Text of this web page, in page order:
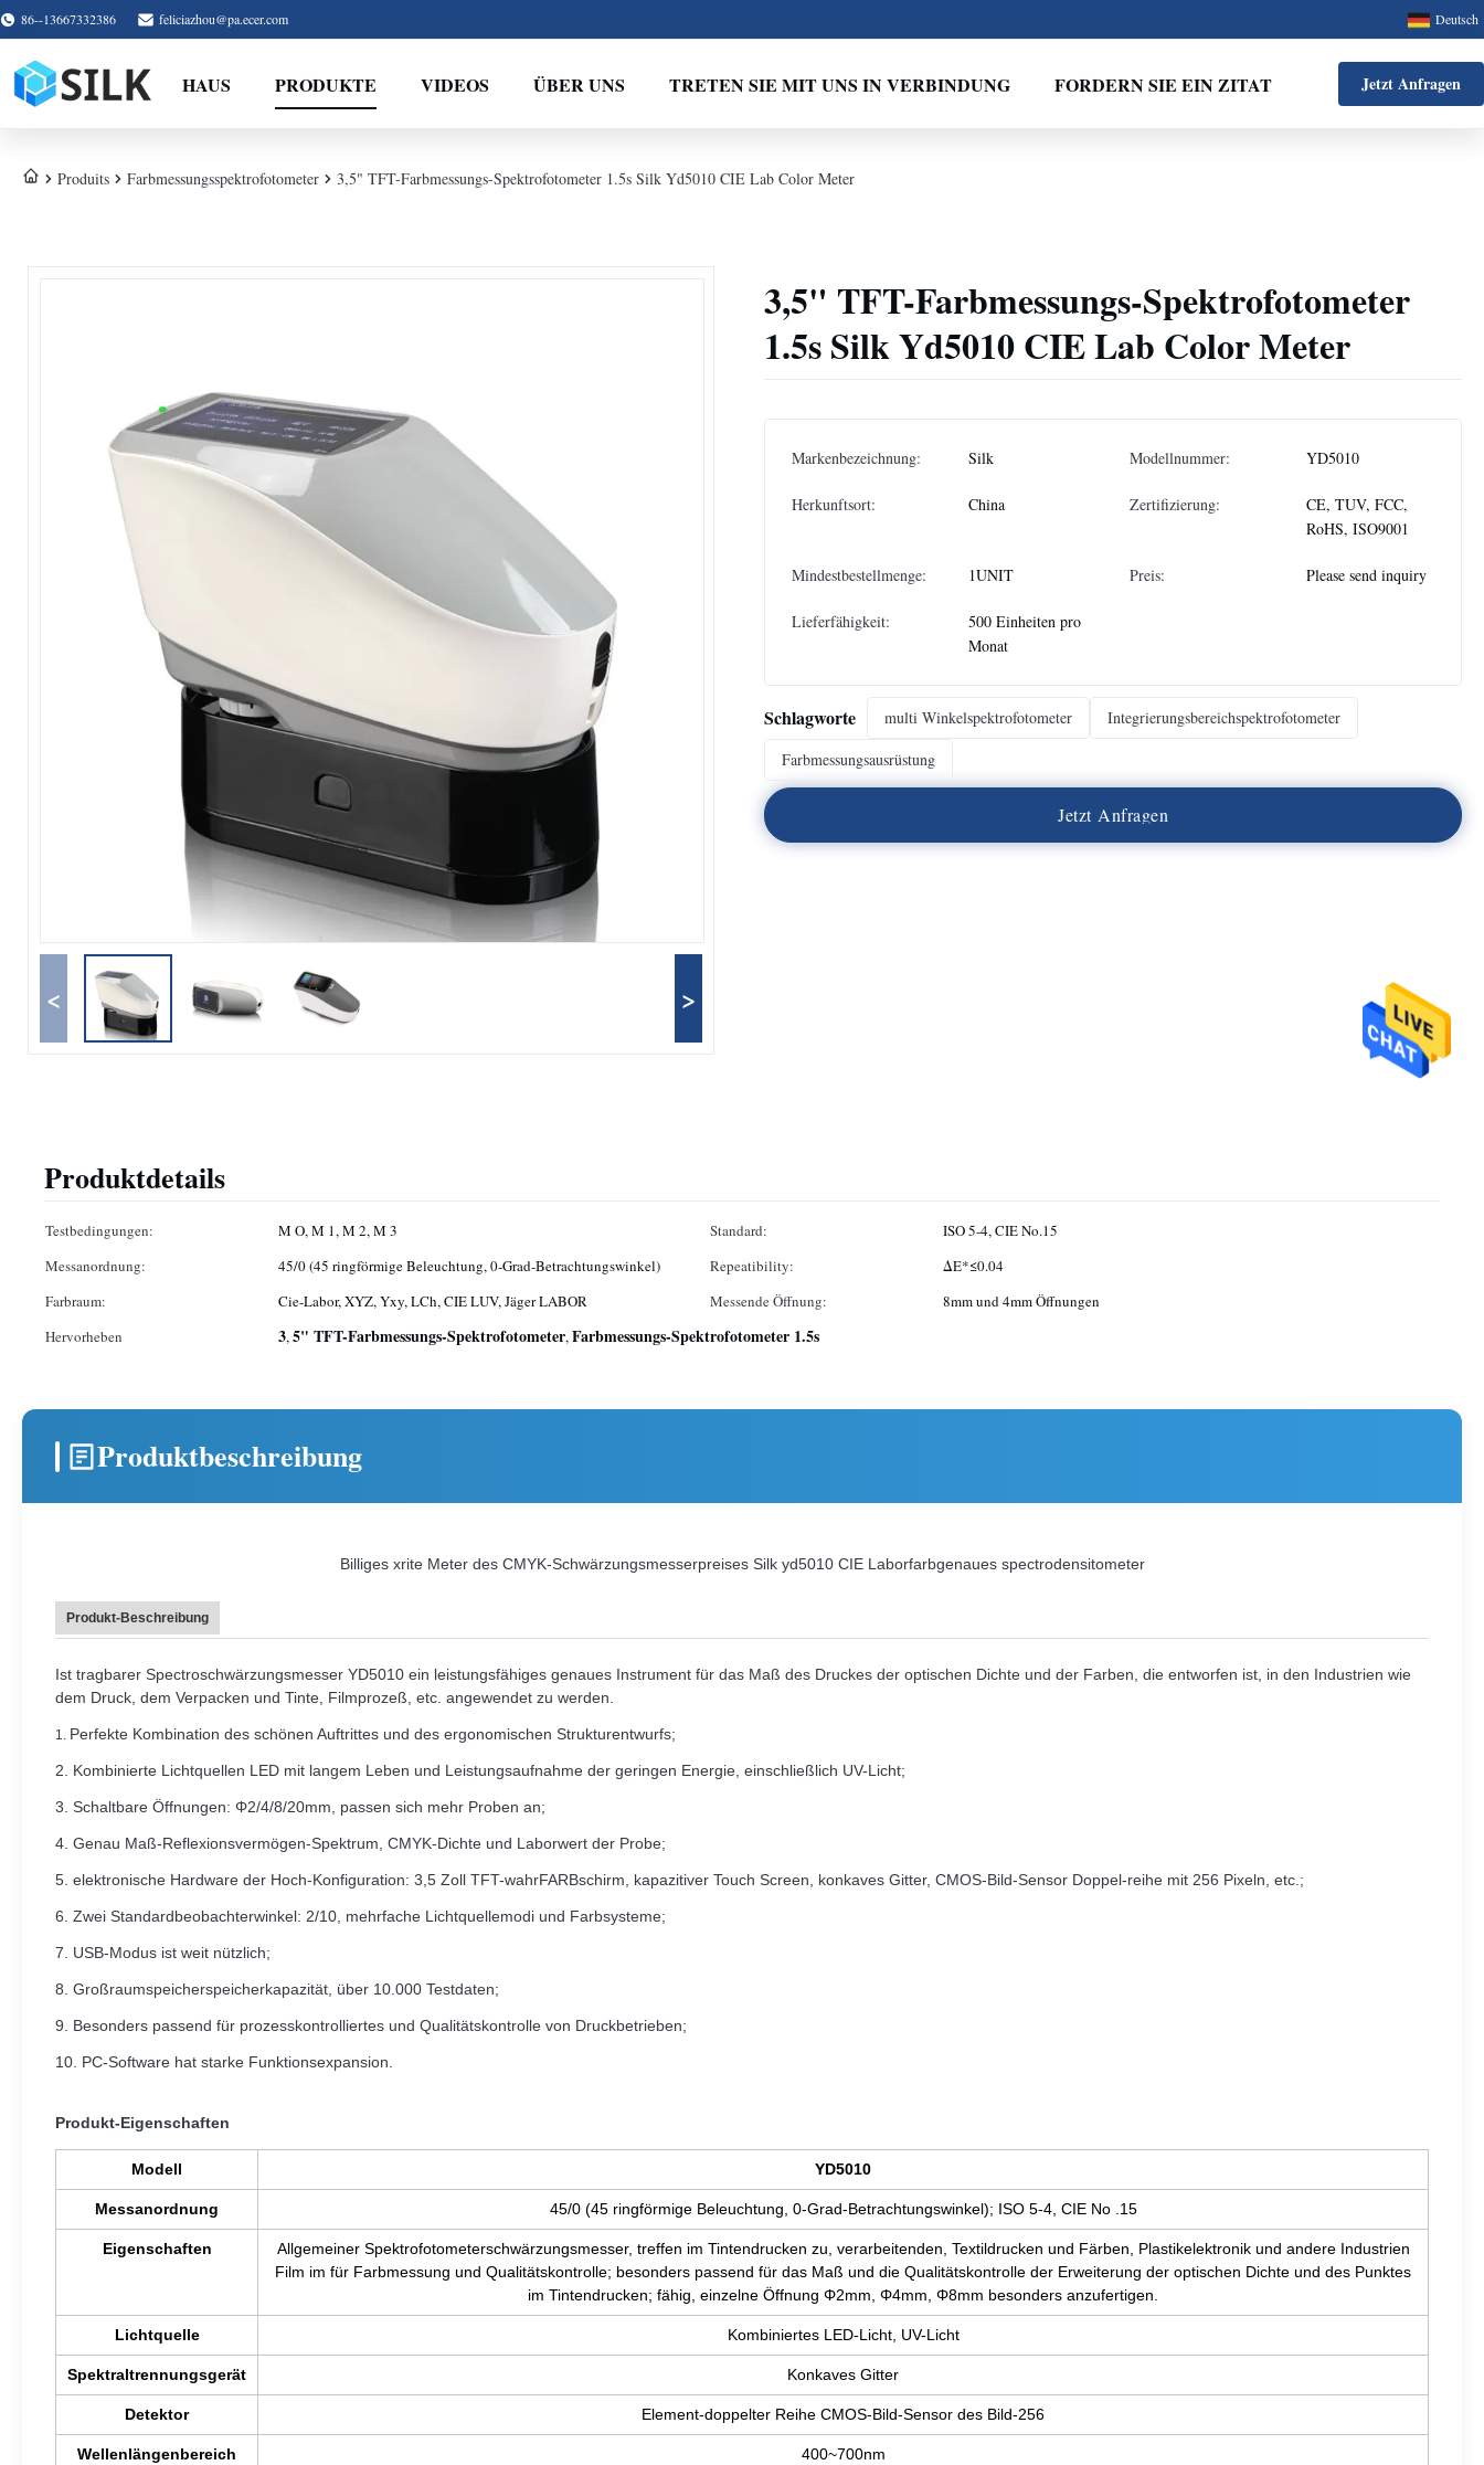
86--13667332386 feliciazhou@pa.ecer.com Deutsch
HAUS PRODUKTE VIDEOS ÜBER UNS TRETEN SIE MIT UNS IN VERBINDUNG FORDERN SIE EIN ZITAT Jetzt Anfragen
Produits Farbmessungsspektrofotometer 3,5" TFT-Farbmessungs-Spektrofotometer 1.5s Silk Yd5010 CIE Lab Color Meter
< >
3,5" TFT-Farbmessungs-Spektrofotometer
1.5s Silk Yd5010 CIE Lab Color Meter
Markenbezeichnung: Silk Modellnummer: YD5010
Herkunftsort: China Zertifizierung:
CE, TUV, FCC,
RoHS, ISO9001
Mindestbestellmenge: 1UNIT Preis: Please send inquiry
Lieferfähigkeit:
500 Einheiten pro
Monat
Schlagworte multi Winkelspektrofotometer
Integrierungsbereichspektrofotometer
Farbmessungsausrüstung
Jetzt Anfragen
Produktdetails
Testbedingungen: M O, M 1, M 2, M 3 Standard:
ISO 5-4, CIE No.15
Messanordnung:
45/0 (45 ringförmige Beleuchtung, 0-Grad-Betrachtungswinkel) Repeatibility:
ΔE*≤0.04
Farbraum:
Cie-Labor, XYZ, Yxy, LCh, CIE LUV, Jäger LABOR Messende Öffnung:
8mm und 4mm Öffnungen
Hervorheben
3,5" TFT-Farbmessungs-Spektrofotometer,Farbmessungs-Spektrofotometer 1.5s
Produktbeschreibung
Billiges xrite Meter des CMYK-Schwärzungsmesserpreises Silk yd5010 CIE Laborfarbgenaues spectrodensitometer
Produkt-Beschreibung
Ist tragbarer Spectroschwärzungsmesser YD5010 ein leistungsfähiges genaues Instrument für das Maß des Druckes der optischen Dichte und der Farben, die entworfen ist, in den Industrien wie
dem Druck, dem Verpacken und Tinte, Filmprozeß, etc. angewendet zu werden.
1. Perfekte Kombination des schönen Auftrittes und des ergonomischen Strukturentwurfs;
2. Kombinierte Lichtquellen LED mit langem Leben und Leistungsaufnahme der geringen Energie, einschließlich UV-Licht;
3. Schaltbare Öffnungen: Φ2/4/8/20mm, passen sich mehr Proben an;
4. Genau Maß-Reflexionsvermögen-Spektrum, CMYK-Dichte und Laborwert der Probe;
5. elektronische Hardware der Hoch-Konfiguration: 3,5 Zoll TFT-wahrFARBschirm, kapazitiver Touch Screen, konkaves Gitter, CMOS-Bild-Sensor Doppel-reihe mit 256 Pixeln, etc.;
6. Zwei Standardbeobachterwinkel: 2/10, mehrfache Lichtquellemodi und Farbsysteme;
7. USB-Modus ist weit nützlich;
8. Großraumspeicherspeicherkapazität, über 10.000 Testdaten;
9. Besonders passend für prozesskontrolliertes und Qualitätskontrolle von Druckbetrieben;
10. PC-Software hat starke Funktionsexpansion.
Produkt-Eigenschaften
Modell YD5010
Messanordnung 45/0 (45 ringförmige Beleuchtung, 0-Grad-Betrachtungswinkel); ISO 5-4, CIE No .15
Eigenschaften
Allgemeiner Spektrofotometerschwärzungsmesser, treffen im Tintendrucken zu, verarbeitenden, Textildrucken und Färben, Plastikelektronik und andere Industrien
Film im für Farbmessung und Qualitätskontrolle; besonders passend für das Maß und die Qualitätskontrolle der Erweiterung der optischen Dichte und des Punktes
im Tintendrucken; fähig, einzelne Öffnung Φ2mm, Φ4mm, Φ8mm besonders anzufertigen.
Lichtquelle Kombiniertes LED-Licht, UV-Licht
Spektraltrennungsgerät Konkaves Gitter
Detektor Element-doppelter Reihe CMOS-Bild-Sensor des Bild-256
Wellenlängenbereich 400~700nm